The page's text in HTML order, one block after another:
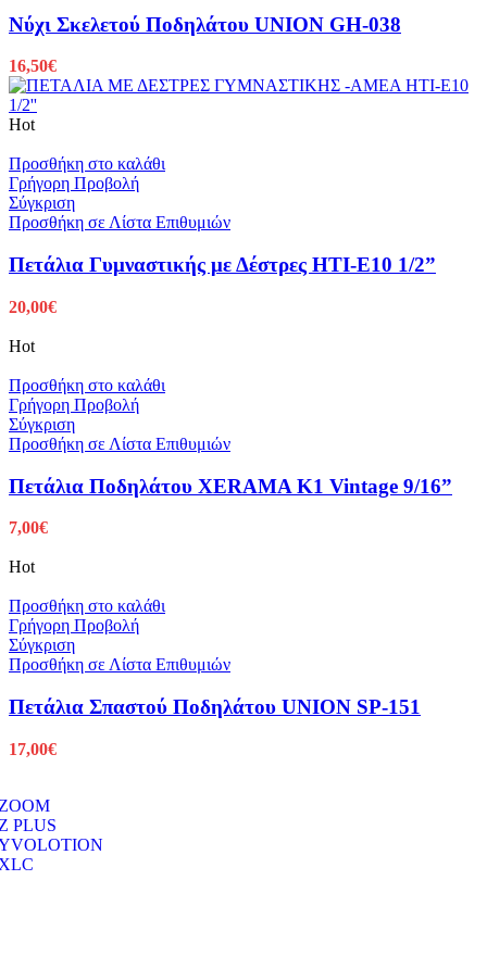
Νύχι Σκελετού Ποδηλάτου UNION GH-038
16,50€
Hot
Προσθήκη στο καλάθι
Γρήγορη Προβολή
Σύγκριση
Προσθήκη σε Λίστα Επιθυμιών
Πετάλια Γυμναστικής με Δέστρες HTI-E10 1/2”
20,00€
Hot
Προσθήκη στο καλάθι
Γρήγορη Προβολή
Σύγκριση
Προσθήκη σε Λίστα Επιθυμιών
Πετάλια Ποδηλάτου XERAMA K1 Vintage 9/16”
7,00€
Hot
Προσθήκη στο καλάθι
Γρήγορη Προβολή
Σύγκριση
Προσθήκη σε Λίστα Επιθυμιών
Πετάλια Σπαστού Ποδηλάτου UNION SP-151
17,00€
PLUS